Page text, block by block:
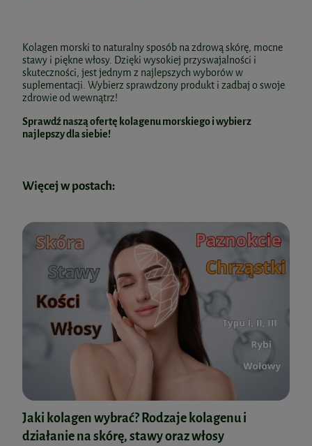
Kolagen morski to naturalny sposób na zdrową skórę, mocne
stawy i piękne włosy. Dzięki wysokiej przyswajalności i
skuteczności, jest jednym z najlepszych wyborów w
suplementacji. Wybierz sprawdzony produkt i zadbaj o swoje
zdrowie od wewnątrz!
Sprawdź naszą ofertę kolagenu morskiego i wybierz
najlepszy dla siebie!
Więcej w postach:
Jaki kolagen wybrać? Rodzaje kolagenu i
działanie na skórę, stawy oraz włosy